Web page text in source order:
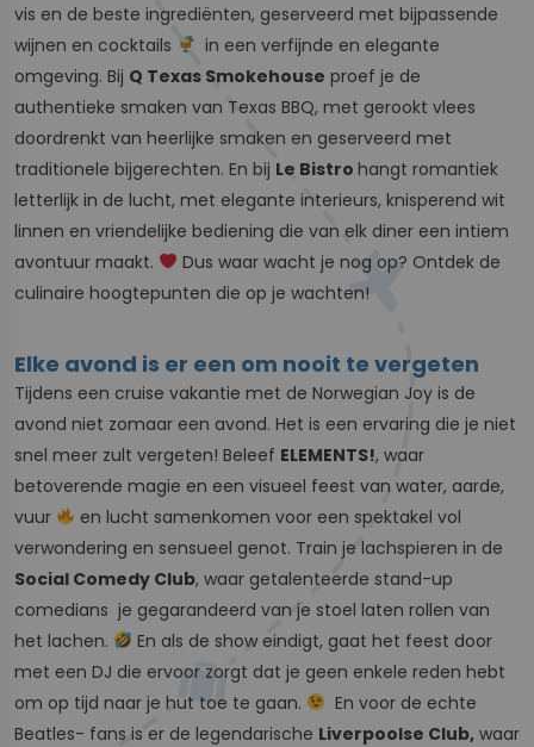
vis en de beste ingrediënten, geserveerd met bijpassende
wijnen en cocktails
in een verfijnde en elegante
omgeving. Bij Q Texas Smokehouse proef je de
authentieke smaken van Texas BBQ, met gerookt vlees
doordrenkt van heerlijke smaken en geserveerd met
traditionele bijgerechten. En bij Le Bistro hangt romantiek
letterlijk in de lucht, met elegante interieurs, knisperend wit
linnen en vriendelijke bediening die van elk diner een intiem
avontuur maakt.
Dus waar wacht je nog op? Ontdek de
culinaire hoogtepunten die op je wachten!
Elke avond is er een om nooit te vergeten
Tijdens een cruise vakantie met de Norwegian Joy is de
avond niet zomaar een avond. Het is een ervaring die je niet
snel meer zult vergeten! Beleef ELEMENTS!, waar
betoverende magie en een visueel feest van water, aarde,
vuur
en lucht samenkomen voor een spektakel vol
verwondering en sensueel genot. Train je lachspieren in de
Social Comedy Club, waar getalenteerde stand-up
comedians je gegarandeerd van je stoel laten rollen van
het lachen.
En als de show eindigt, gaat het feest door
met een DJ die ervoor zorgt dat je geen enkele reden hebt
om op tijd naar je hut toe te gaan.
En voor de echte
Beatles- fans is er de legendarische Liverpoolse Club, waar